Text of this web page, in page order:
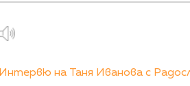
Интервю на Таня Иванова с